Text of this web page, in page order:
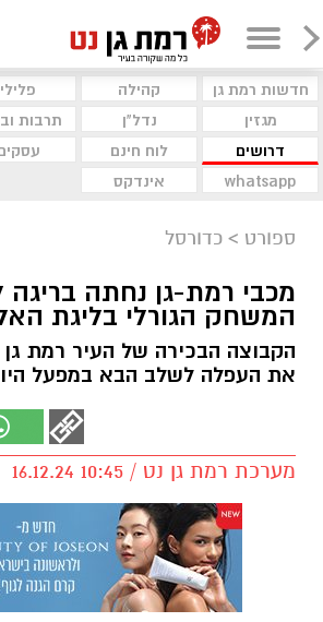
חדשות רמת גן קהילה פלילי
מגזין
נדל"ן תרבות
דרושים
לוח חינם
whatsapp
אינדקס
ספורט > כדורסל
מכבי רמת-גן נחתה
המשחק הגורלי בליגת
הקבוצה הבכירה של העיר רמת
את העפלה לשלב הבא במפעל
מערכת רמת גן נט / 10:45 16.12.24